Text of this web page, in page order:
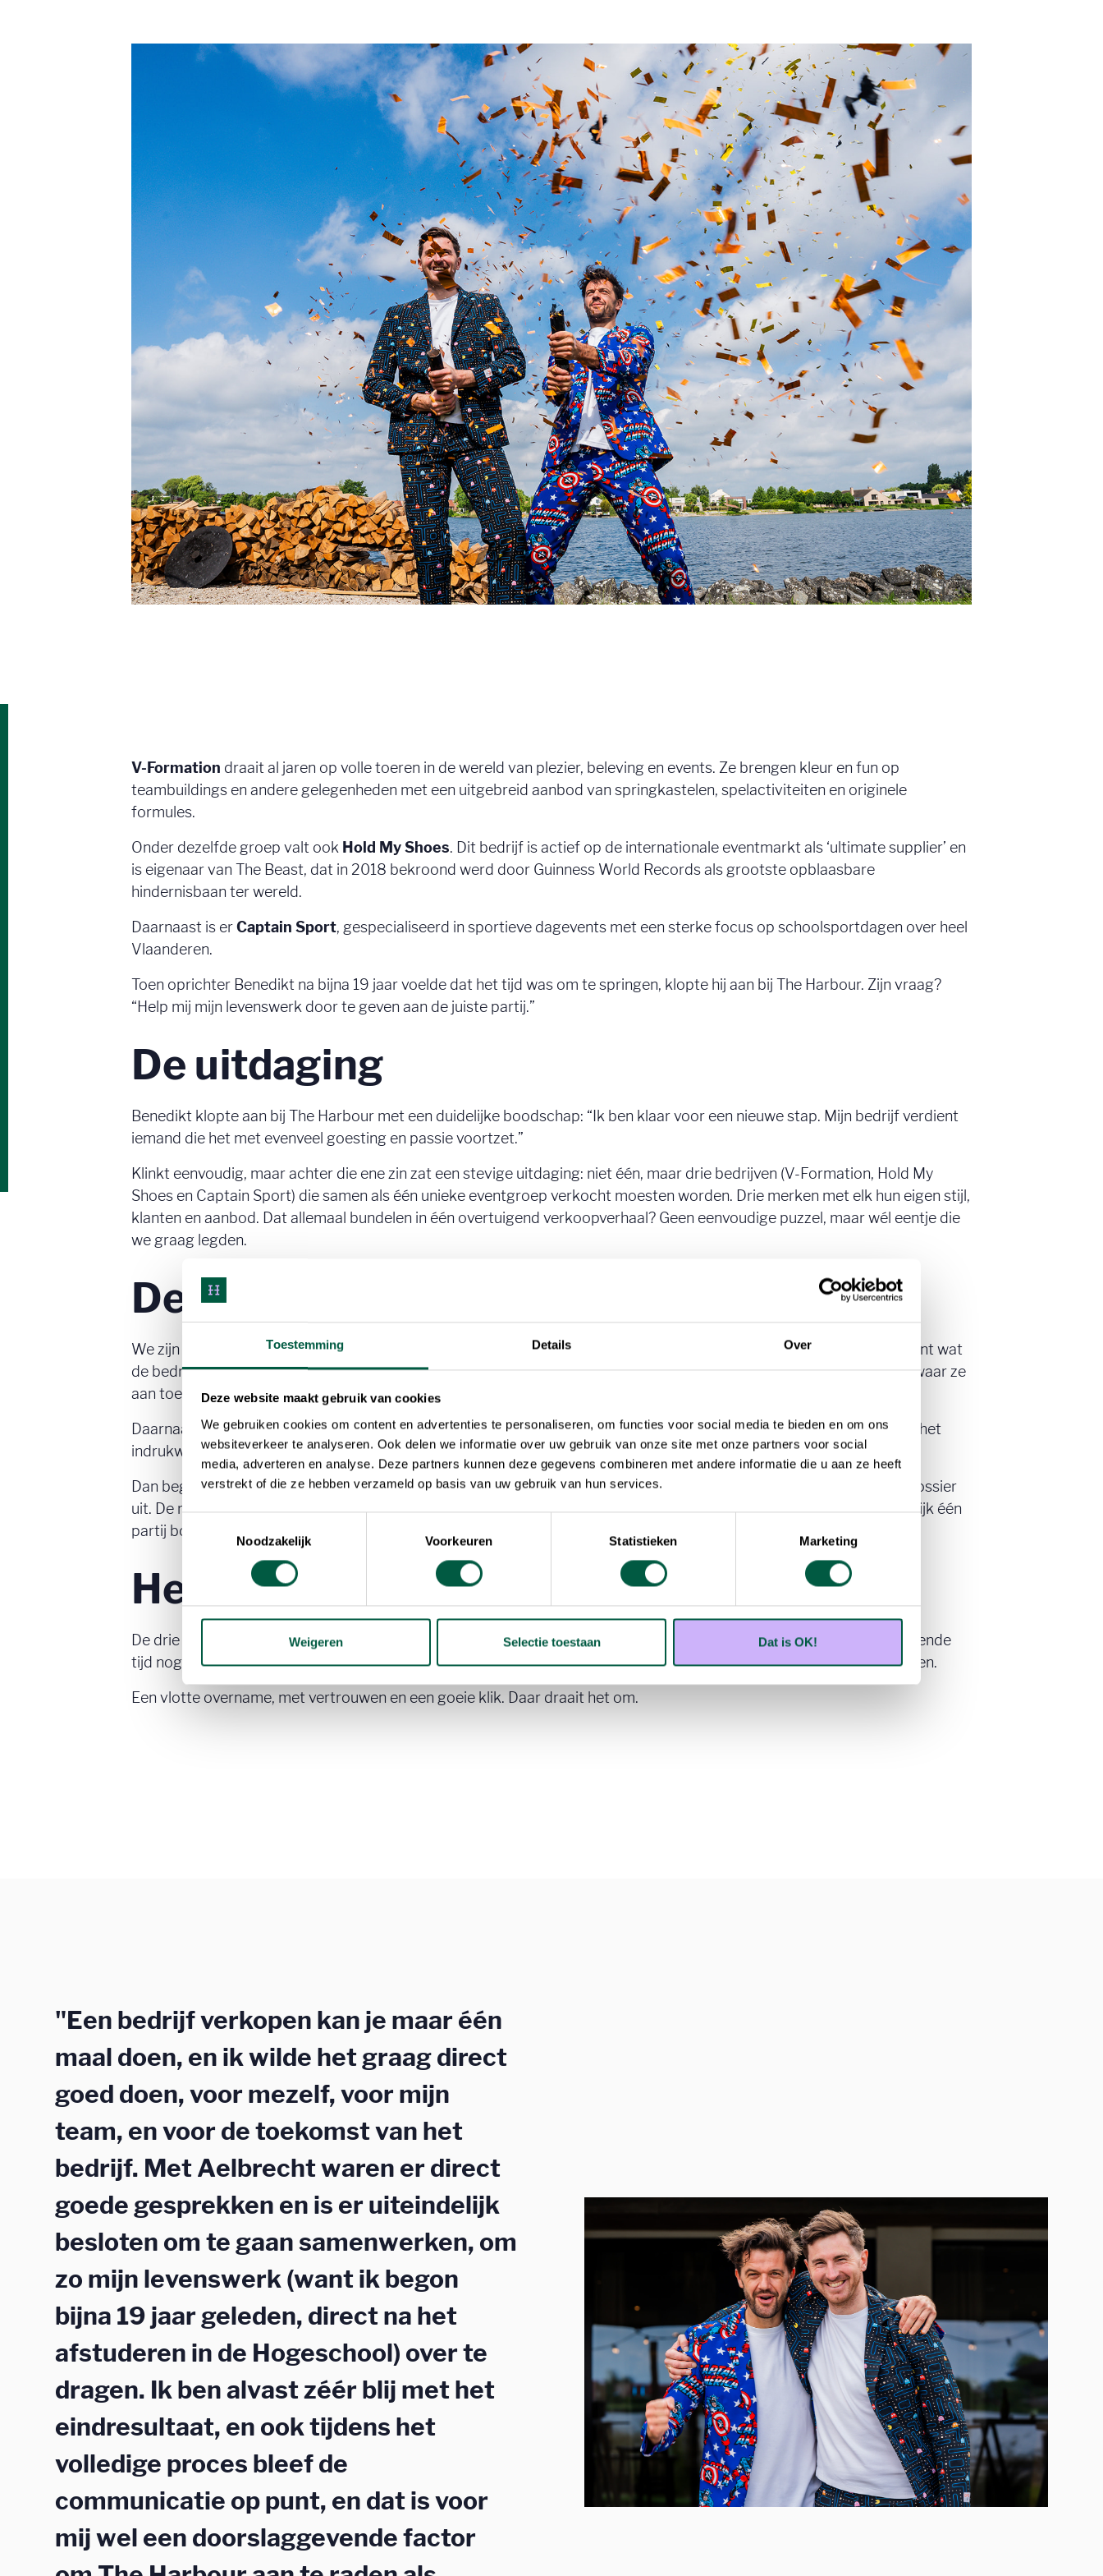
Toestemming Details Over
Deze website maakt gebruik van cookies
We gebruiken cookies om content en advertenties te personaliseren, om functies voor social media te bieden en om ons
websiteverkeer te analyseren. Ook delen we informatie over uw gebruik van onze site met onze partners voor social
media, adverteren en analyse. Deze partners kunnen deze gegevens combineren met andere informatie die u aan ze heeft
verstrekt of die ze hebben verzameld op basis van uw gebruik van hun services.
Noodzakelijk
Voorkeuren Statistieken Marketing
Weigeren Selectie toestaan Dat is OK!
V-Formation draait al jaren op volle toeren in de wereld van plezier, beleving en events. Ze brengen kleur en fun op
teambuildings en andere gelegenheden met een uitgebreid aanbod van springkastelen, spelactiviteiten en originele
formules.
Onder dezelfde groep valt ook Hold My Shoes. Dit bedrijf is actief op de internationale eventmarkt als ‘ultimate supplier’ en
is eigenaar van The Beast, dat in 2018 bekroond werd door Guinness World Records als grootste opblaasbare
hindernisbaan ter wereld.
Daarnaast is erCaptain Sport, gespecialiseerd in sportieve dagevents met een sterke focus op schoolsportdagen over heel
Vlaanderen.
Toen oprichter Benedikt na bijna 19 jaar voelde dat het tijd was om te springen, klopte hij aan bij The Harbour. Zijn vraag?
“Help mij mijn levenswerk door te geven aan de juiste partij.”
De uitdaging
Benedikt klopte aan bij The Harbour met een duidelijke boodschap: “Ik ben klaar voor een nieuwe stap. Mijn bedrijf verdient
iemand die het met evenveel goesting en passie voortzet.”
Klinkt eenvoudig, maar achter die ene zin zat een stevige uitdaging: niet één, maar drie bedrijven (V-Formation, Hold My
Shoes en Captain Sport) die samen als één unieke eventgroep verkocht moesten worden. Drie merken met elk hun eigen stijl,
klanten en aanbod. Dat allemaal bundelen in één overtuigend verkoopverhaal? Geen eenvoudige puzzel, maar wél eentje die
we graag legden.
De aanpak
We zijn er meteen ingevlogen. In een eerste stap stelden we een IM op: een krachtig dossier dat in één oogopslag toont wat
de bedrijven doen, waar ze voor staan en welke cijfers erachter schuilen. Zo wisten geïnteresseerde partijen meteen waar ze
aan toe waren.
Daarnaast bouwden we een stevige dataroom: alle financiële gegevens, juridische documenten én fotomateriaal van het
indrukwekkende aanbod zaten erin. Klaar om gedeeld te worden met potentiële kopers.
Dan begon het echte werk: we brachten in kaart wie interesse kon hebben, stelden een shortlist op en stuurden het dossier
uit. De reacties volgden snel. Er kwamen tal van gesprekken, kennismakingen en feedbackmomenten. Tot er uiteindelijk één
partij bovenuit stak - met een sterk bod én een persoonlijke klik die meteen goed zat. Precies wat Benedikt zocht.
Het resultaat
De drie bedrijven werden verkocht aan een mooie prijs en, nog belangrijker, aan de juiste partij. Benedikt blijft de komende
tijd nog aan boord om de overgang vlot te laten verlopen, en kan met een gerust hart zijn volgende hoofdstuk beginnen.
Een vlotte overname, met vertrouwen en een goeie klik. Daar draait het om.
"Een bedrijf verkopen kan je maar één
maal doen, en ik wilde het graag direct
goed doen, voor mezelf, voor mijn
team, en voor de toekomst van het
bedrijf. Met Aelbrecht waren er direct
goede gesprekken en is er uiteindelijk
besloten om te gaan samenwerken, om
zo mijn levenswerk (want ik begon
bijna 19 jaar geleden, direct na het
afstuderen in de Hogeschool) over te
dragen. Ik ben alvast zéér blij met het
eindresultaat, en ook tijdens het
volledige proces bleef de
communicatie op punt, en dat is voor
mij wel een doorslaggevende factor